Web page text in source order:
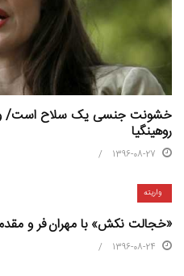
خشونت جنسی یک سلاح است/
روهینگیا
1396-08-27
واریته
«خجالت نکش» با مهران فر و
1396-08-24